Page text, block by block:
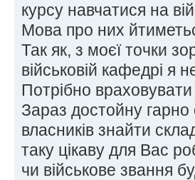
курсу навчатися на
Мова про них
Так як, з моєї точки
військовій кафедрі я
Потрібно
Зараз достойну гарно
власників знайти
таку цікаву для Вас
чи військове звання